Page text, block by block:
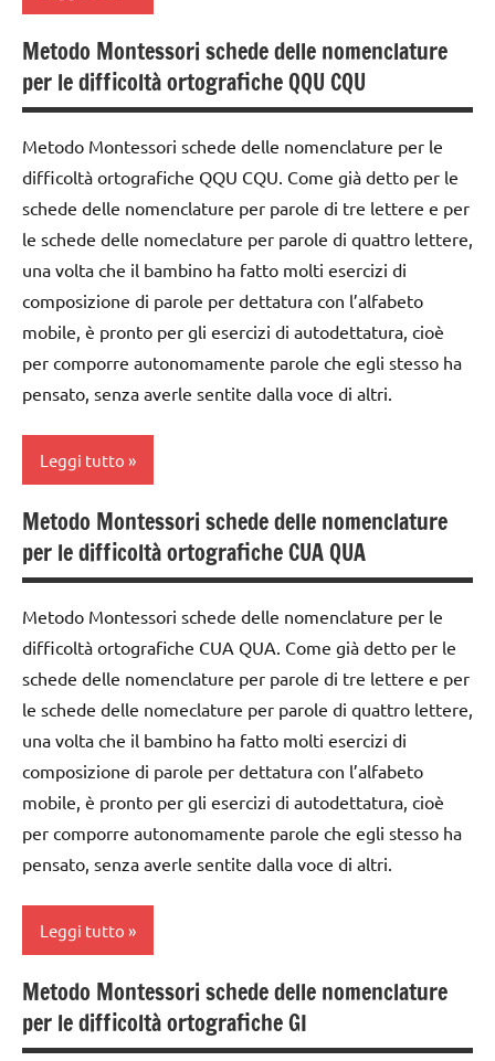
didattico
nomenclature
Montessori
studio
delle
parole
TUTTI GLI
ARGOMENTI
PER ETA'
TUTTI GLI
ARTICOLI
classe
1a
2a
3a
costruire i
Montessori
dai
anni
anni
GUIDA
DIDATTICA
italiano
lettura e
scrittura
Montessori
LINGUAGGIO
MONTESSORI
didattico
nomenclature
Montessori
TUTORIAL
Metodo Montessori schede delle nomenclature
per le difficoltà ortografiche QQU CQU
Metodo Montessori schede delle nomenclature per le
difficoltà ortografiche QQU CQU. Come già detto per le
schede delle nomenclature per parole di tre lettere e per
le schede delle nomeclature per parole di quattro lettere,
una volta che il bambino ha fatto molti esercizi di
composizione di parole per dettatura con l’alfabeto
mobile, è pronto per gli esercizi di autodettatura, cioè
per comporre autonomamente parole che egli stesso ha
pensato, senza averle sentite dalla voce di altri.
Leggi tutto
classe
1a
2a
3a
6
anni
anni
DOWNLOAD
GUIDA
DIDATTICA
Metodo Montessori schede delle nomenclature
per le difficoltà ortografiche CUA QUA
Metodo Montessori schede delle nomenclature per le
difficoltà ortografiche CUA QUA. Come già detto per le
schede delle nomenclature per parole di tre lettere e per
le schede delle nomeclature per parole di quattro lettere,
una volta che il bambino ha fatto molti esercizi di
composizione di parole per dettatura con l’alfabeto
mobile, è pronto per gli esercizi di autodettatura, cioè
per comporre autonomamente parole che egli stesso ha
pensato, senza averle sentite dalla voce di altri.
Leggi tutto
classe
1a
Metodo Montessori schede delle nomenclature
per le difficoltà ortografiche GI